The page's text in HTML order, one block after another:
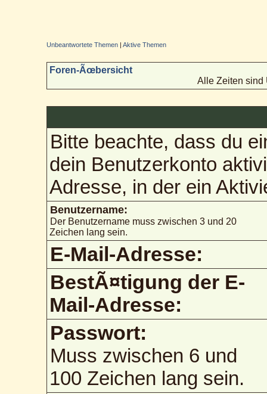
Unbeantwortete Themen |Aktive Themen
Foren-Ãœbersicht
Alle Zeiten sind
Bitte beachte, dass du
dein Benutzerkonto
Adresse, in der ein
Benutzername:
Der Benutzername muss zwischen 3 und 20
Zeichen lang sein.
E-Mail-Adresse:
BestÃ¤tigung der E-
Mail-Adresse:
Passwort:
Muss zwischen 6 und
100 Zeichen lang sein.